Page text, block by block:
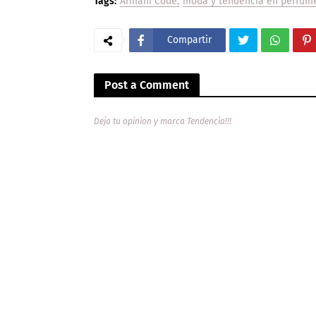
Compartir
Post a Comment
Deja tu opinion y marca Tendencia!!!